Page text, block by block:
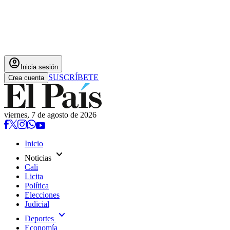
account_circle Inicia sesión
Crea cuenta SUSCRÍBETE
viernes, 7 de agosto de 2026
Inicio
Noticias expand_more
Cali
Licita
Política
Elecciones
Judicial
Deportes expand_more
Economía